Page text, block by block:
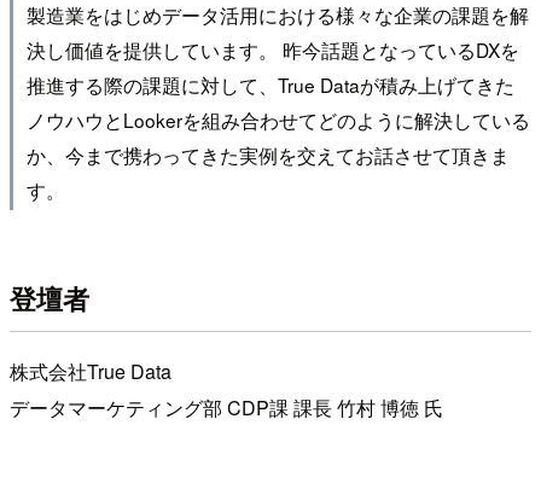
製造業をはじめデータ活用における様々な企業の課題を解
決し価値を提供しています。 昨今話題となっているDXを
推進する際の課題に対して、True Dataが積み上げてきた
ノウハウとLookerを組み合わせてどのように解決している
か、今まで携わってきた実例を交えてお話させて頂きま
す。
登壇者
株式会社True Data
データマーケティング部 CDP課 課長 竹村 博徳 氏